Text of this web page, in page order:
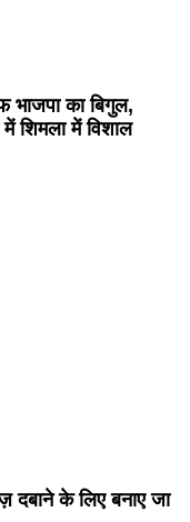
भाजपा का बिगुल,
शिमला में विशाल
दबाने के लिए बनाए जा